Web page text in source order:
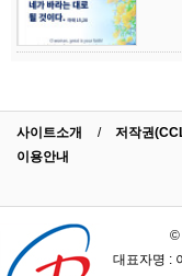
사이트소개 저작권
이용안내
©
대표자명 :